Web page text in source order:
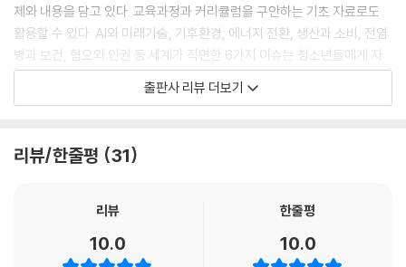
제와 내용을 담고 있다. 교육과정과 커리큘럼을 구안하는 기초 자료로도
활용할 수 있다. AI와 미래기술, 기후환경, 에너지 전환, 생산과 소비, 전염
병과 보건, 혐오와 인권 등 세계가 직면한 6가지 이슈는 청소년들에게 자
신이 속한 사회 현실을 자각하며 스스로 미래를 그려볼 수 있도록 돕는다.
고 날로 변화하는 우리 삶의 모습을 흥미진진한 사례와 함께 들려준다. 2장
다. 아울러 지구를 되살리는 미래 친환경 기술과 각국의 환경 정책을 살펴
출판사 리뷰 더보기
리뷰/한줄평 31
리뷰
10.0
한줄평
10.0